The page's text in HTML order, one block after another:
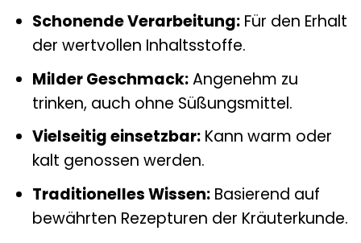
Schonende Verarbeitung:Für den Erhalt
der wertvollen Inhaltsstoffe.
Milder Geschmack:Angenehm zu
trinken, auch ohne Süßungsmittel.
Vielseitig einsetzbar:Kann warm oder
kalt genossen werden.
Traditionelles Wissen:Basierend auf
bewährten Rezepturen der Kräuterkunde.